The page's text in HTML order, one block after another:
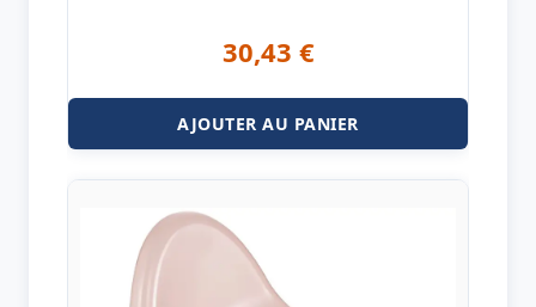
30,43 €
AJOUTER AU PANIER